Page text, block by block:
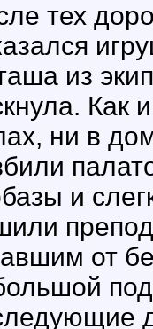
тех
из
Как
ни в
и
от